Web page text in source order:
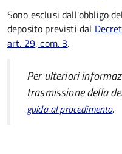
Sono esclusi dall'obbligo
deposito previsti dal
art. 29, com. 3.
Per ulteriori
trasmissione della
guida al procedimento.